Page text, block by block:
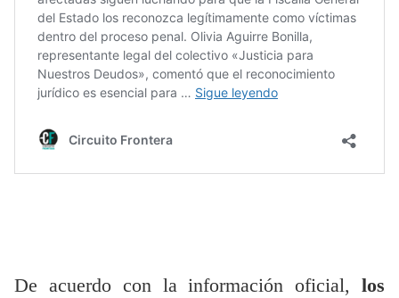
De acuerdo con la información oficial, los